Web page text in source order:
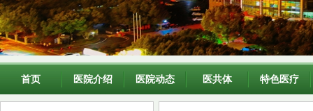
首页 医院介绍 医院动态 医共体 特色医疗